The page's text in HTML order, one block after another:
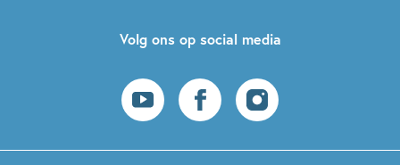
Volg ons op social media